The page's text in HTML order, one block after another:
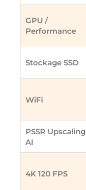
GPU /
Performance
Stockage SSD
WiFi
PSSR Upscaling
AI
4K 120 FPS